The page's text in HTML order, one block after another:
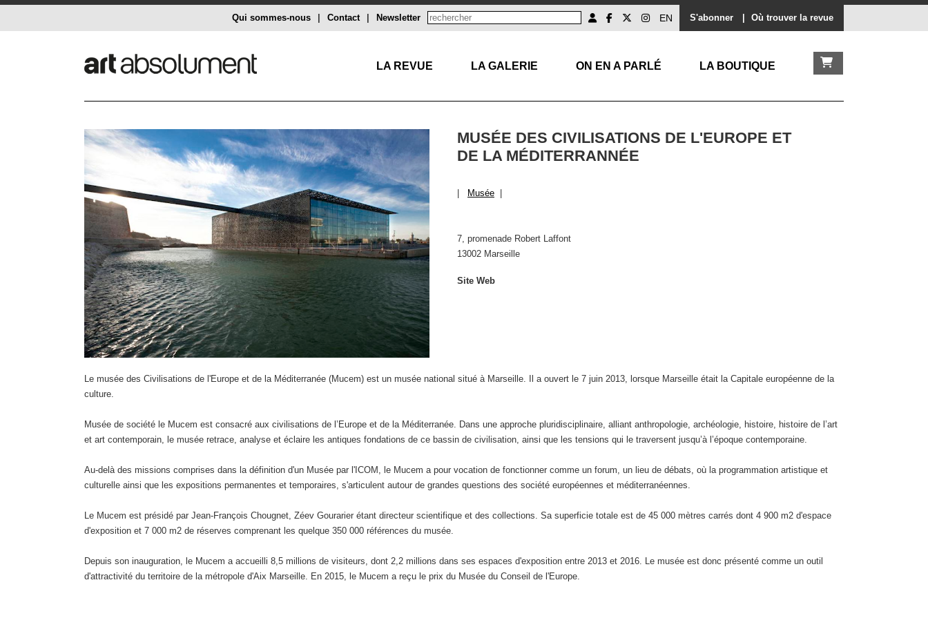
S'abonner Où trouver la revue
EN
Newsletter
Contact
Qui sommes-nous
LA REVUE LA GALERIE ON EN A PARLÉ LA BOUTIQUE
MUSÉE DES CIVILISATIONS DE L'EUROPE ET
DE LA MÉDITERRANNÉE
Musée
7, promenade Robert Laffont
13002 Marseille
Site Web
Le musée des Civilisations de l'Europe et de la Méditerranée (Mucem) est un musée national situé à Marseille. Il a ouvert le 7 juin 2013, lorsque Marseille était la Capitale européenne de la
culture.
Musée de société le Mucem est consacré aux civilisations de l’Europe et de la Méditerranée. Dans une approche pluridisciplinaire, alliant anthropologie, archéologie, histoire, histoire de l’art
et art contemporain, le musée retrace, analyse et éclaire les antiques fondations de ce bassin de civilisation, ainsi que les tensions qui le traversent jusqu’à l’époque contemporaine.
Au-delà des missions comprises dans la définition d'un Musée par l'ICOM, le Mucem a pour vocation de fonctionner comme un forum, un lieu de débats, où la programmation artistique et
culturelle ainsi que les expositions permanentes et temporaires, s'articulent autour de grandes questions des société européennes et méditerranéennes.
Le Mucem est présidé par Jean-François Chougnet, Zéev Gourarier étant directeur scientifique et des collections. Sa superficie totale est de 45 000 mètres carrés dont 4 900 m2 d'espace
d'exposition et 7 000 m2 de réserves comprenant les quelque 350 000 références du musée.
Depuis son inauguration, le Mucem a accueilli 8,5 millions de visiteurs, dont 2,2 millions dans ses espaces d'exposition entre 2013 et 2016. Le musée est donc présenté comme un outil
d'attractivité du territoire de la métropole d'Aix Marseille. En 2015, le Mucem a reçu le prix du Musée du Conseil de l'Europe.